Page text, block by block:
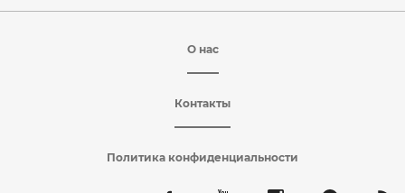
О нас
Контакты
Политика конфиденциальности